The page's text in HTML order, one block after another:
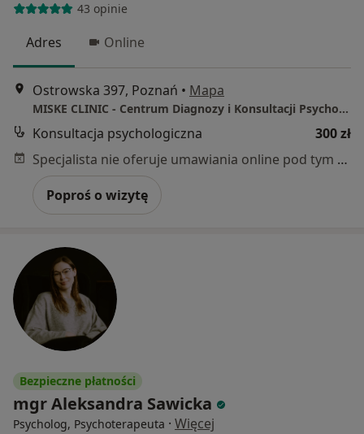
43 opinie
Adres Online
Ostrowska 397, Poznań • Mapa
MISKE CLINIC - Centrum Diagnozy i Konsultacji Psychologicznej
Konsultacja psychologiczna
300 zł
Specjalista nie oferuje umawiania online pod tym adresem.
Poproś o wizytę
Bezpieczne płatności
mgr Aleksandra Sawicka
Psycholog, Psychoterapeuta · Więcej